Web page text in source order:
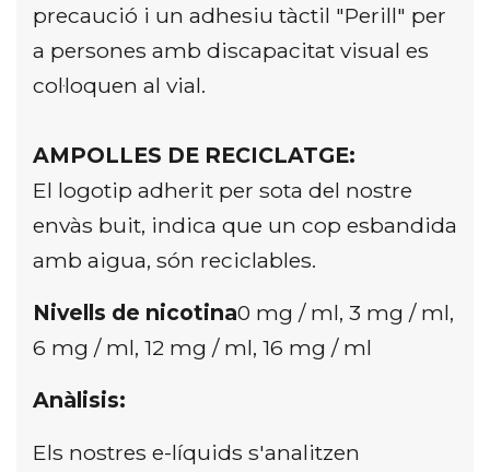
precaució i un adhesiu tàctil "Perill" per
a persones amb discapacitat visual es
col·loquen al vial.
AMPOLLES DE RECICLATGE:
El logotip adherit per sota del nostre
envàs buit, indica que un cop esbandida
amb aigua, són reciclables.
Nivells de nicotina0 mg / ml, 3 mg / ml,
6 mg / ml, 12 mg / ml, 16 mg / ml
Anàlisis:
Els nostres e-líquids s'analitzen